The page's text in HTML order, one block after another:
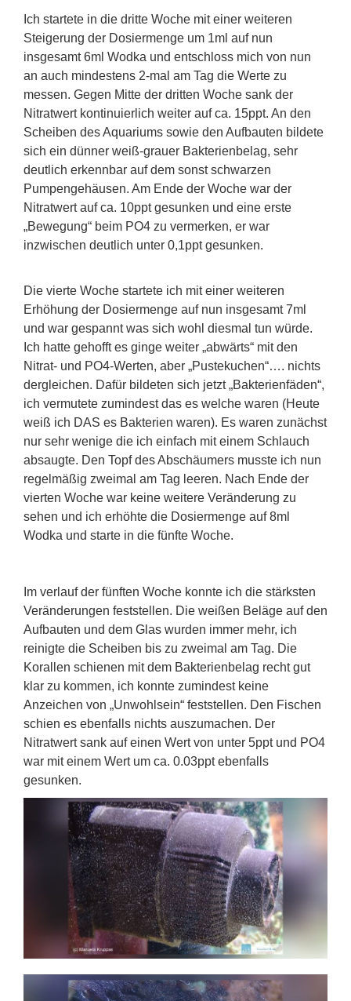
Ich startete in die dritte Woche mit einer weiteren
Steigerung der Dosiermenge um 1ml auf nun
insgesamt 6ml Wodka und entschloss mich von nun
an auch mindestens 2-mal am Tag die Werte zu
messen. Gegen Mitte der dritten Woche sank der
Nitratwert kontinuierlich weiter auf ca. 15ppt. An den
Scheiben des Aquariums sowie den Aufbauten bildete
sich ein dünner weiß-grauer Bakterienbelag, sehr
deutlich erkennbar auf dem sonst schwarzen
Pumpengehäusen. Am Ende der Woche war der
Nitratwert auf ca. 10ppt gesunken und eine erste
„Bewegung“ beim PO4 zu vermerken, er war
inzwischen deutlich unter 0,1ppt gesunken.
Die vierte Woche startete ich mit einer weiteren
Erhöhung der Dosiermenge auf nun insgesamt 7ml
und war gespannt was sich wohl diesmal tun würde.
Ich hatte gehofft es ginge weiter „abwärts“ mit den
Nitrat- und PO4-Werten, aber „Pustekuchen“…. nichts
dergleichen. Dafür bildeten sich jetzt „Bakterienfäden“,
ich vermutete zumindest das es welche waren (Heute
weiß ich DAS es Bakterien waren). Es waren zunächst
nur sehr wenige die ich einfach mit einem Schlauch
absaugte. Den Topf des Abschäumers musste ich nun
regelmäßig zweimal am Tag leeren. Nach Ende der
vierten Woche war keine weitere Veränderung zu
sehen und ich erhöhte die Dosiermenge auf 8ml
Wodka und starte in die fünfte Woche.
Im verlauf der fünften Woche konnte ich die stärksten
Veränderungen feststellen. Die weißen Beläge auf den
Aufbauten und dem Glas wurden immer mehr, ich
reinigte die Scheiben bis zu zweimal am Tag. Die
Korallen schienen mit dem Bakterienbelag recht gut
klar zu kommen, ich konnte zumindest keine
Anzeichen von „Unwohlsein“ feststellen. Den Fischen
schien es ebenfalls nichts auszumachen. Der
Nitratwert sank auf einen Wert von unter 5ppt und PO4
war mit einem Wert um ca. 0.03ppt ebenfalls
gesunken.